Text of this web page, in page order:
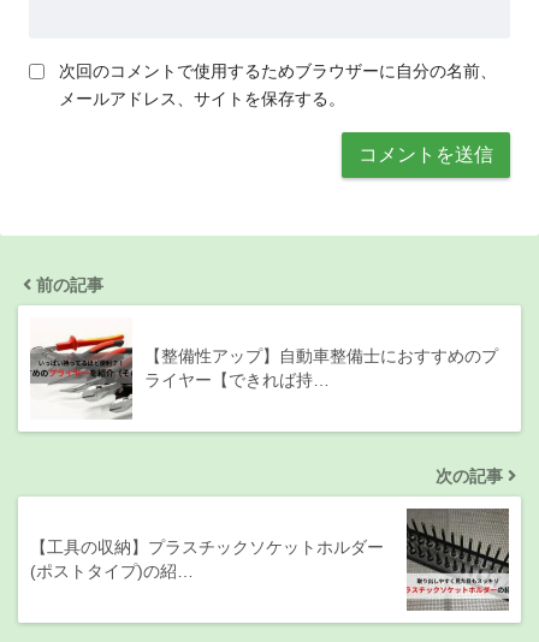
次回のコメントで使用するためブラウザーに自分の名前、
メールアドレス、サイトを保存する。
前の記事
【整備性アップ】自動車整備士におすすめのプ
ライヤー【できれば持…
次の記事
【工具の収納】プラスチックソケットホルダー
(ポストタイプ)の紹…